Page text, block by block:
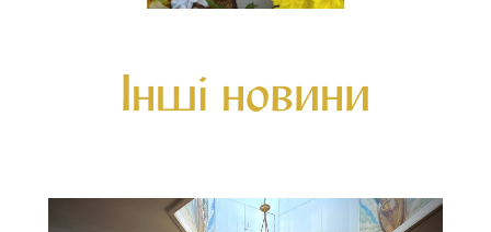
Інші новини